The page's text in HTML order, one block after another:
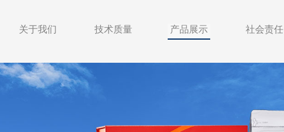
关于我们 技术质量 产品展示 社会责任